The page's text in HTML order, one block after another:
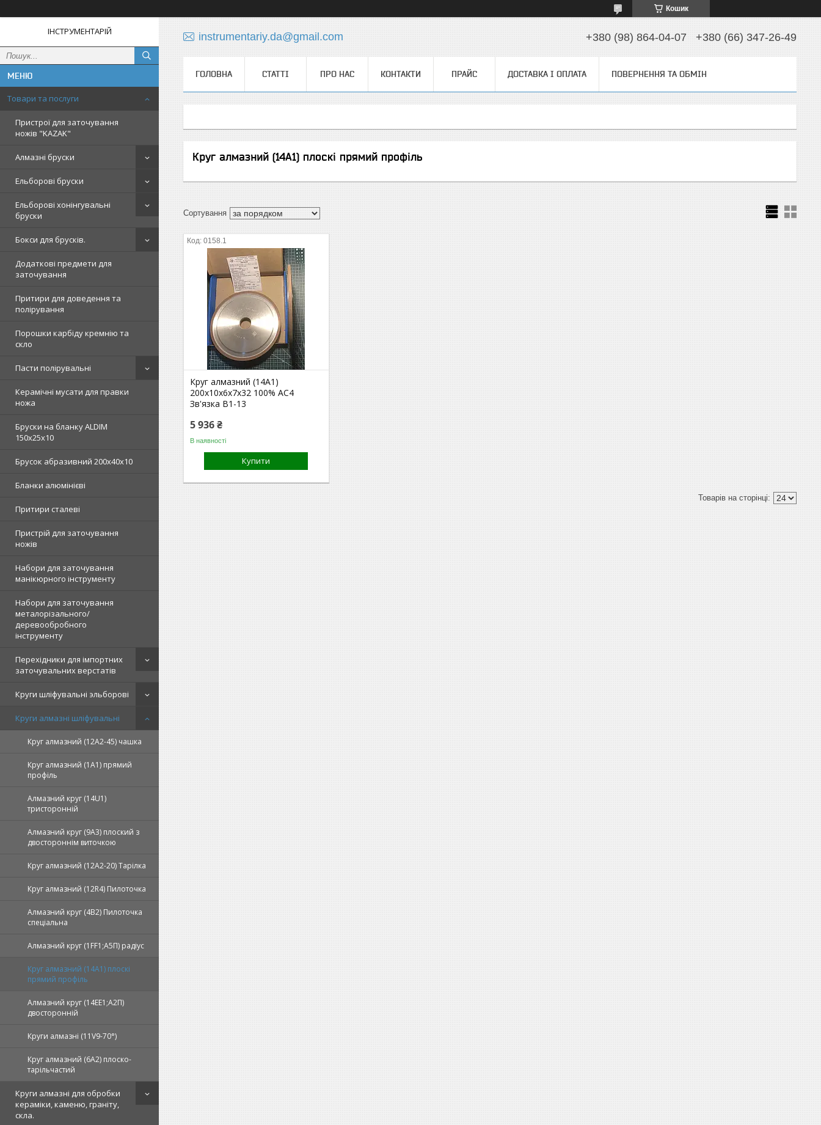
Кошик
ІНСТРУМЕНТАРІЙ
Товари та послуги
Пристрої для заточування
ножів "KAZAK"
Алмазні бруски
Ельборові бруски
Ельборові хонінгувальні
бруски
Бокси для брусків.
Додаткові предмети для
заточування
Притири для доведення та
полірування
Порошки карбіду кремнію та
скло
Пасти полірувальні
Керамічні мусати для правки
ножа
Бруски на бланку ALDIM
150х25х10
Брусок абразивний 200х40х10
Бланки алюмінієві
Притири сталеві
Пристрій для заточування
ножів
Набори для заточування
манікюрного інструменту
Набори для заточування
металорізального/
деревообробного
інструменту
Перехідники для імпортних
заточувальних верстатів
Круги шліфувальні эльборові
Круги алмазні шліфувальні
Круг алмазний (12А2-45) чашка
Круг алмазний (1А1) прямий
профіль
Алмазний круг (14U1)
тристоронній
Алмазний круг (9А3) плоский з
двостороннім виточкою
Круг алмазний (12А2-20) Тарілка
Круг алмазний (12R4) Пилоточка
Алмазний круг (4В2) Пилоточка
спеціальна
Алмазний круг (1FF1;А5П) радіус
Круг алмазний (14А1) плоскі
прямий профіль
Алмазний круг (14EE1;А2П)
двосторонній
Круги алмазні (11V9-70°)
Круг алмазний (6А2) плоско-
тарільчастий
Круги алмазні для обробки
кераміки, каменю, граніту,
скла.
instrumentariy.da@gmail.com +380 (98) 864-04-07 +380 (66) 347-26-49
ГОЛОВНА СТАТТІ ПРО НАС КОНТАКТИ ПРАЙС ДОСТАВКА І ОПЛАТА ПОВЕРНЕННЯ ТА ОБМІН
Круг алмазний (14А1) плоскі прямий профіль
0158.1
Круг алмазний (14А1)
200х10х6х7х32 100% АС4
Зв'язка В1-13
5 936 ₴
В наявності
Купити